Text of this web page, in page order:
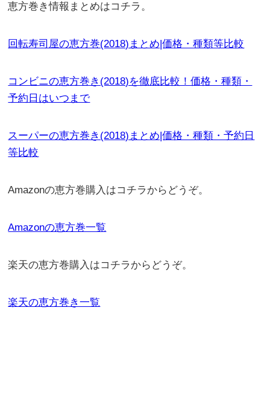
恵方巻き情報まとめはコチラ。
回転寿司屋の恵方巻(2018)まとめ|価格・種類等比較
コンビニの恵方巻き(2018)を徹底比較！価格・種類・
予約日はいつまで
スーパーの恵方巻き(2018)まとめ|価格・種類・予約日
等比較
Amazonの恵方巻購入はコチラからどうぞ。
Amazonの恵方巻一覧
楽天の恵方巻購入はコチラからどうぞ。
楽天の恵方巻き一覧